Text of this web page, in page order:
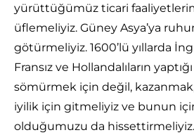
yürüttüğümüz ticari
üflemeliyiz. Güney Asya’ya
götürmeliyiz. 1600’lü yıllarda
Fransız ve Hollandalıların
sömürmek için değil,
iyilik için gitmeliyiz ve bunun
olduğumuzu da